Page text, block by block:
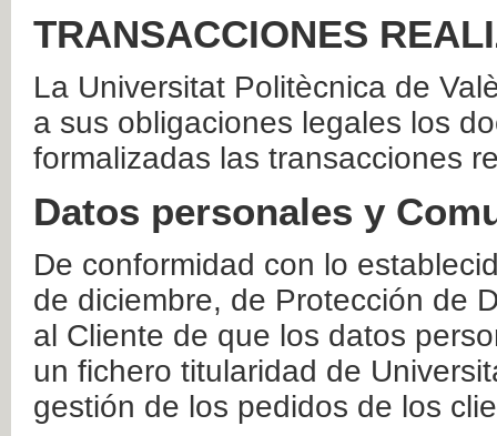
TRANSACCIONES
La Universitat Politècnica de
a sus obligaciones legales los
formalizadas las transacciones
Datos personales y
De conformidad con lo
de diciembre, de Protección de
al Cliente de que los datos
un fichero titularidad de
gestión de los pedidos de los